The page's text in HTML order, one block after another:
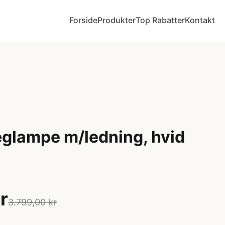
ForsideProdukterTop RabatterKontakt
m/ledning, hvid
3.799,00 kr